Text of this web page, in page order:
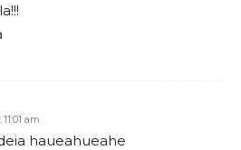
am
haueahueahe